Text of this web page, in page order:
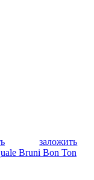
заложить
Bruni Bon Ton